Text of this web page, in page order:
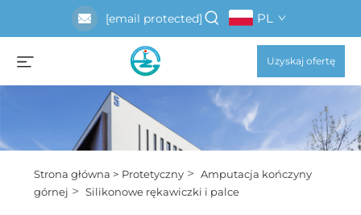
[email protected] PL
Uzyskaj ofertę
Strona główna > Protetyczny> Amputacja kończyny
górnej > Silikonowe rękawiczki i palce